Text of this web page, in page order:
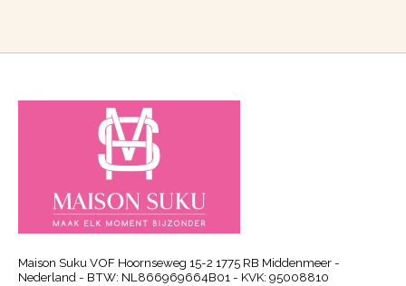
Maison Suku VOF Hoornseweg 15-2 1775 RB Middenmeer -
Nederland - BTW: NL866969664B01 - KVK: 95008810